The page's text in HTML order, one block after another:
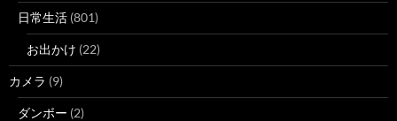
日常生活 (801)
お出かけ (22)
カメラ (9)
ダンボー (2)